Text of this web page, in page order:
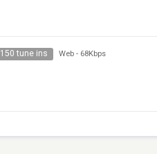
150 tune ins Web - 68Kbps